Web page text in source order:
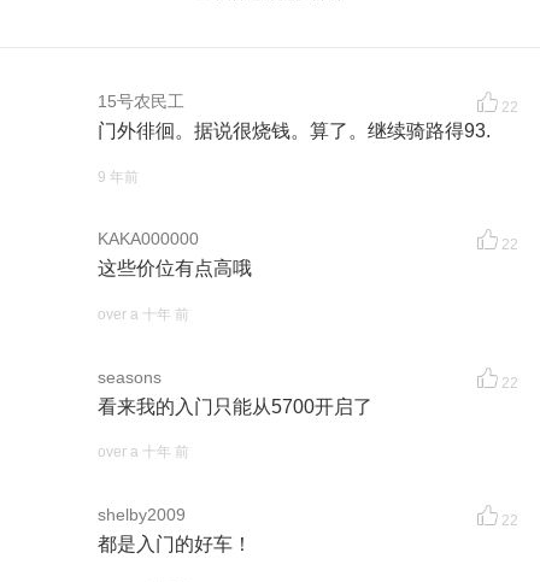
15号农民工 22
门外徘徊。据说很烧钱。算了。继续骑路得93.
9 年前
KAKA000000 22
这些价位有点高哦
over a 十年 前
seasons 22
看来我的入门只能从5700开启了
over a 十年 前
shelby2009 22
都是入门的好车！